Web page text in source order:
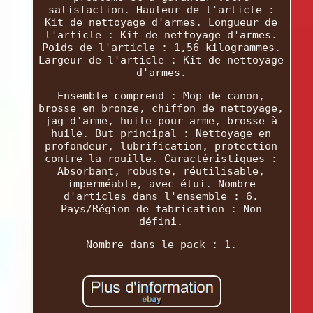
satisfaction. Hauteur de l'article :
Kit de nettoyage d'armes. Longueur de
l'article : Kit de nettoyage d'armes.
Poids de l'article : 1,56 kilogrammes.
Largeur de l'article : Kit de nettoyage
d'armes.
Ensemble comprend : Mop de canon,
brosse en bronze, chiffon de nettoyage,
jag d'arme, huile pour arme, brosse à
huile. But principal : Nettoyage en
profondeur, lubrification, protection
contre la rouille. Caractéristiques :
Absorbant, robuste, réutilisable,
imperméable, avec étui. Nombre
d'articles dans l'ensemble : 6.
Pays/Région de fabrication : Non
défini.
Nombre dans le pack : 1.